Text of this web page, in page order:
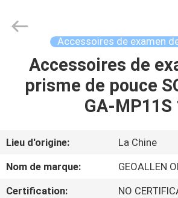
MAISON
AU
SUJET
DE
GEO-
ALLEN
Accessoires de examen
Accessoires de
prisme de pouce
GA-MP11S
Lieu d'origine:
La Chine
Nom de marque:
GEOALLEN
Certification:
NO